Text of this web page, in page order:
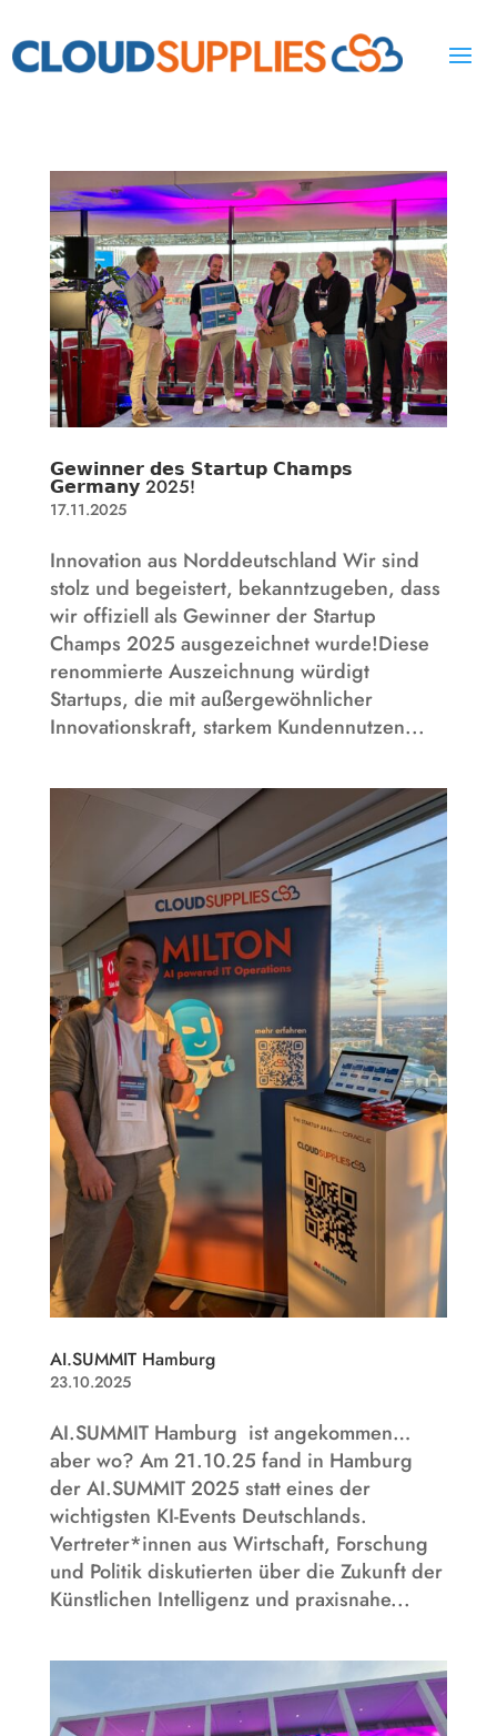
𝗚𝗲𝘄𝗶𝗻𝗻𝗲𝗿 𝗱𝗲𝘀 𝗦𝘁𝗮𝗿𝘁𝘂𝗽 𝗖𝗵𝗮𝗺𝗽𝘀
𝗚𝗲𝗿𝗺𝗮𝗻𝘆 2025!
17.11.2025
Innovation aus Norddeutschland Wir sind
stolz und begeistert, bekanntzugeben, dass
wir offiziell als Gewinner der Startup
Champs 2025 ausgezeichnet wurde!Diese
renommierte Auszeichnung würdigt
Startups, die mit außergewöhnlicher
Innovationskraft, starkem Kundennutzen...
AI.SUMMIT Hamburg
23.10.2025
AI.SUMMIT Hamburg ist angekommen…
aber wo? Am 21.10.25 fand in Hamburg
der AI.SUMMIT 2025 statt eines der
wichtigsten KI-Events Deutschlands.
Vertreter*innen aus Wirtschaft, Forschung
und Politik diskutierten über die Zukunft der
Künstlichen Intelligenz und praxisnahe...